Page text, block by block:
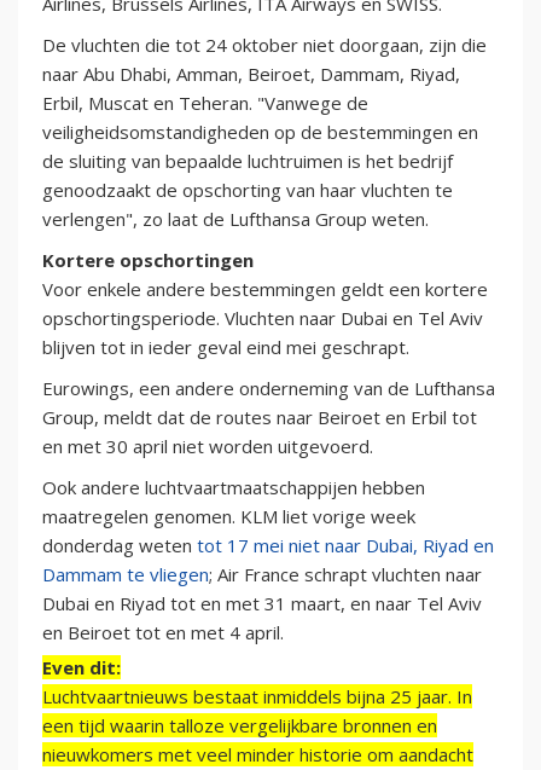
De vluchten die tot 24 oktober niet doorgaan, zijn die
naar Abu Dhabi, Amman, Beiroet, Dammam, Riyad,
Erbil, Muscat en Teheran. "Vanwege de
veiligheidsomstandigheden op de bestemmingen en
de sluiting van bepaalde luchtruimen is het bedrijf
genoodzaakt de opschorting van haar vluchten te
verlengen", zo laat de Lufthansa Group weten.
Kortere opschortingen
Voor enkele andere bestemmingen geldt een kortere
opschortingsperiode. Vluchten naar Dubai en Tel Aviv
blijven tot in ieder geval eind mei geschrapt.
Eurowings, een andere onderneming van de Lufthansa
Group, meldt dat de routes naar Beiroet en Erbil tot
en met 30 april niet worden uitgevoerd.
Ook andere luchtvaartmaatschappijen hebben
maatregelen genomen. KLM liet vorige week
donderdag weten tot 17 mei niet naar Dubai, Riyad en
Dammam te vliegen; Air France schrapt vluchten naar
Dubai en Riyad tot en met 31 maart, en naar Tel Aviv
en Beiroet tot en met 4 april.
Even dit:
Luchtvaartnieuws bestaat inmiddels bijna 25 jaar. In
een tijd waarin talloze vergelijkbare bronnen en
nieuwkomers met veel minder historie om aandacht